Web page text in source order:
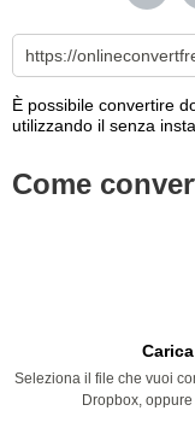
È possibile convertire
utilizzando il senza
Come
Seleziona il file che vuoi
Dropbox,